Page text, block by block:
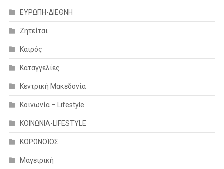
ΕΥΡΩΠΗ-ΔΙΕΘΝΗ
Ζητείται
Καιρός
Καταγγελίες
Κεντρική Μακεδονία
Κοινωνία – Lifestyle
ΚΟΙΝΩΝΙΑ-LIFESTYLE
ΚΟΡΩΝΟΪΟΣ
Μαγειρική